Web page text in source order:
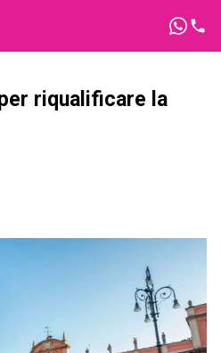
riqualificare la